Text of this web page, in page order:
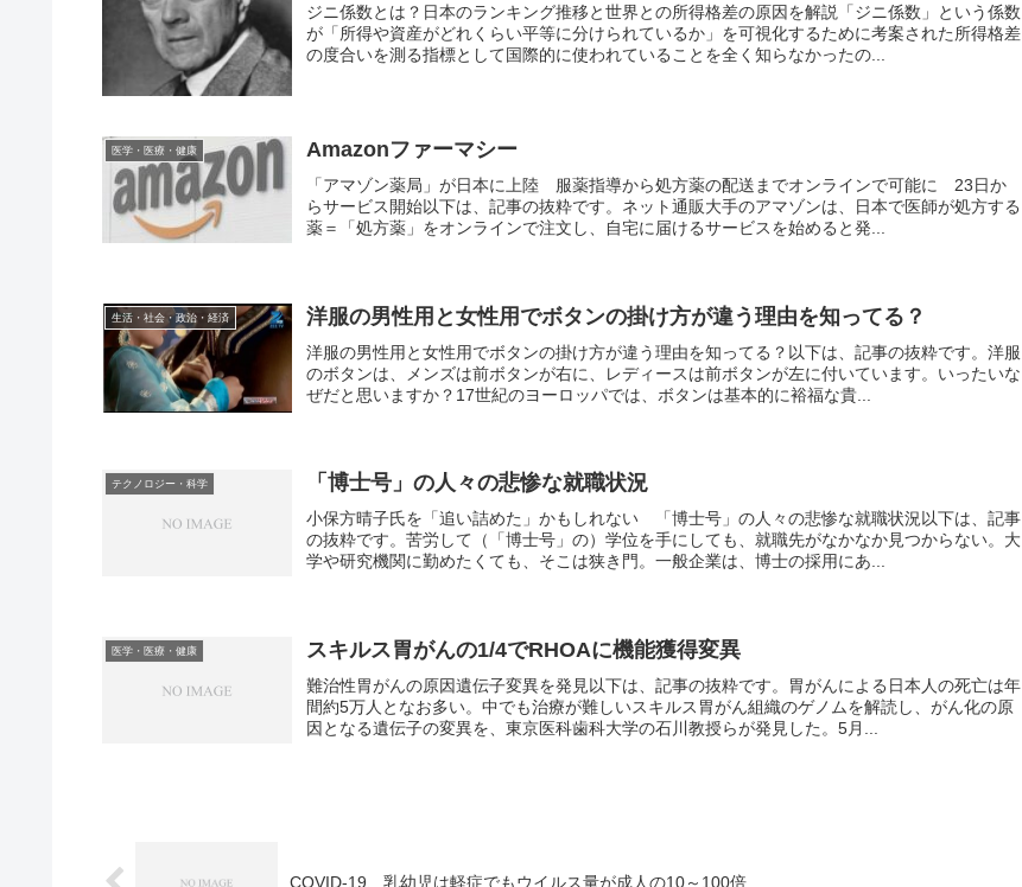
ジニ係数とは？日本のランキング推移と世界との所得格差の原因を解説「ジニ係数」という係数
が「所得や資産がどれくらい平等に分けられているか」を可視化するために考案された所得格差
の度合いを測る指標として国際的に使われていることを全く知らなかったの...
医学・医療・健康 Amazonファーマシー
「アマゾン薬局」が日本に上陸 服薬指導から処方薬の配送までオンラインで可能に 23日か
らサービス開始以下は、記事の抜粋です。ネット通販大手のアマゾンは、日本で医師が処方する
薬＝「処方薬」をオンラインで注文し、自宅に届けるサービスを始めると発...
生活・社会・政治・経済 洋服の男性用と女性用でボタンの掛け方が違う理由を知ってる？
洋服の男性用と女性用でボタンの掛け方が違う理由を知ってる？以下は、記事の抜粋です。洋服
のボタンは、メンズは前ボタンが右に、レディースは前ボタンが左に付いています。いったいな
ぜだと思いますか？17世紀のヨーロッパでは、ボタンは基本的に裕福な貴...
テクノロジー・科学 「博士号」の人々の悲惨な就職状況
小保方晴子氏を「追い詰めた」かもしれない 「博士号」の人々の悲惨な就職状況以下は、記事
の抜粋です。苦労して（「博士号」の）学位を手にしても、就職先がなかなか見つからない。大
学や研究機関に勤めたくても、そこは狭き門。一般企業は、博士の採用にあ...
医学・医療・健康 スキルス胃がんの1/4でRHOAに機能獲得変異
難治性胃がんの原因遺伝子変異を発見以下は、記事の抜粋です。胃がんによる日本人の死亡は年
間約5万人となお多い。中でも治療が難しいスキルス胃がん組織のゲノムを解読し、がん化の原
因となる遺伝子の変異を、東京医科歯科大学の石川教授らが発見した。5月...
COVID-19、乳幼児は軽症でもウイルス量が成人の10～100倍